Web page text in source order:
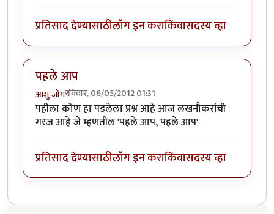
प्रतिसाद देण्यासाठीलॉग इन कराकिंवासदस्य व्हा
पहले आप
आशु जोगरविवार, 06/05/2012 01:31
पहीला कोण हा पडलेला प्रश्न आहे आज लखनौकरांची
गरज आहे जे म्हणतील 'पहले आप, पहले आप'
प्रतिसाद देण्यासाठीलॉग इन कराकिंवासदस्य व्हा